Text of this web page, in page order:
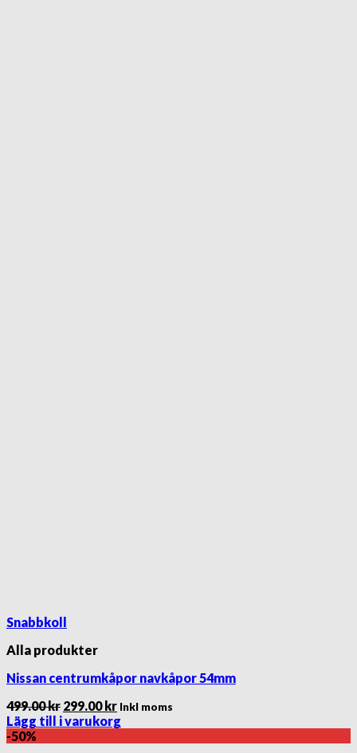
Snabbkoll
Alla produkter
Nissan centrumkåpor navkåpor 54mm
499.00kr Det
ursprungliga
299.00krDet
nuvarande
Inkl moms
Lägg till i varukorg
-50%